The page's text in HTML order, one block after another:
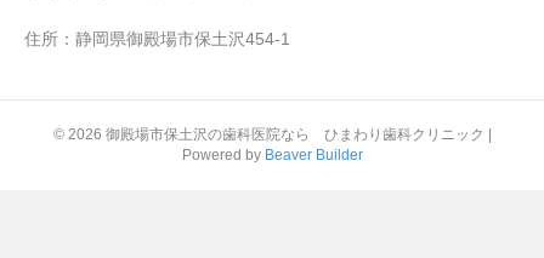
住所：静岡県御殿場市保土沢454-1
© 2026 御殿場市保土沢の歯科医院なら ひまわり歯科クリニック
Powered by Beaver Builder